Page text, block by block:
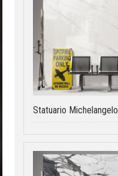
Statuario Michelangelo